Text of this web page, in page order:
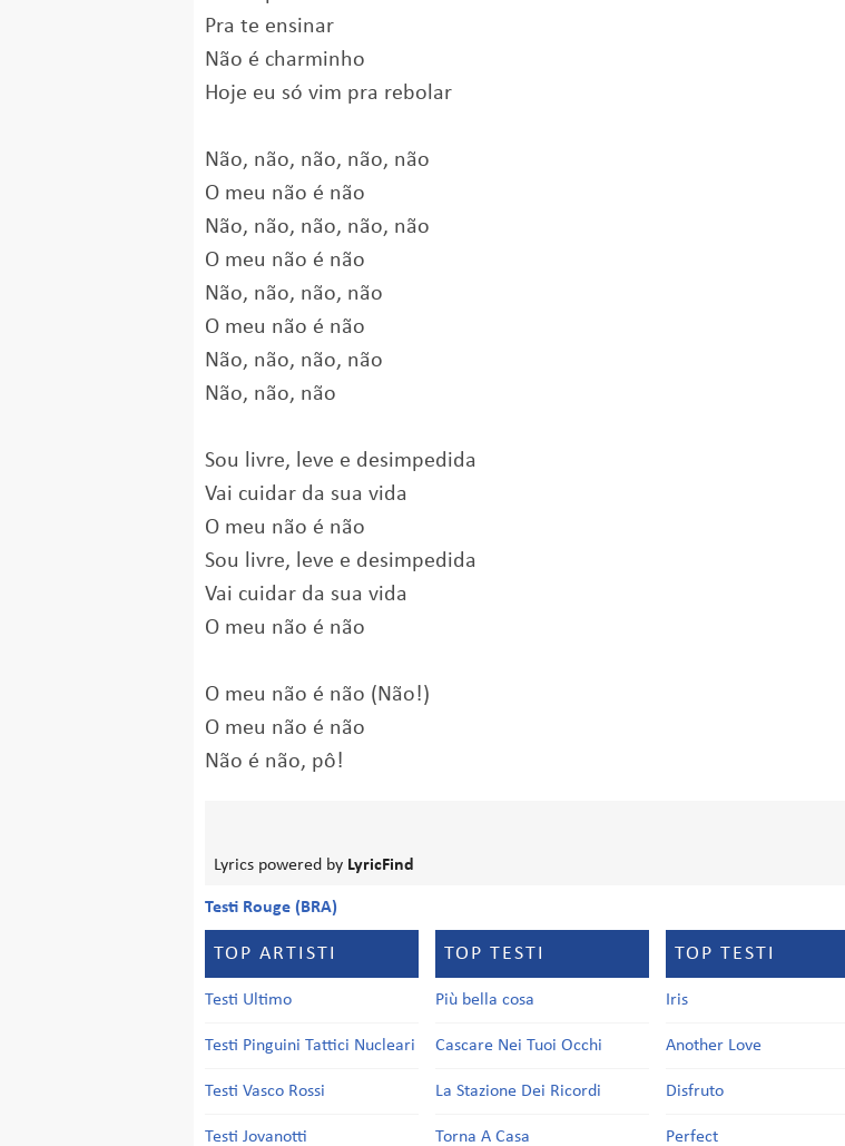
Pra te ensinar
Não é charminho
Hoje eu só vim pra rebolar
Não, não, não, não, não
O meu não é não
Não, não, não, não, não
O meu não é não
Não, não, não, não
O meu não é não
Não, não, não, não
Não, não, não
Sou livre, leve e desimpedida
Vai cuidar da sua vida
O meu não é não
Sou livre, leve e desimpedida
Vai cuidar da sua vida
O meu não é não
O meu não é não (Não!)
O meu não é não
Não é não, pô!
Lyrics powered by LyricFind
Testi Rouge (BRA)
TOP ARTISTI
Testi Ultimo
Testi Pinguini Tattici Nucleari
Testi Vasco Rossi
Testi Jovanotti
TOP TESTI
Più bella cosa
Cascare Nei Tuoi Occhi
La Stazione Dei Ricordi
Torna A Casa
TOP TESTI
Iris
Another Love
Disfruto
Perfect